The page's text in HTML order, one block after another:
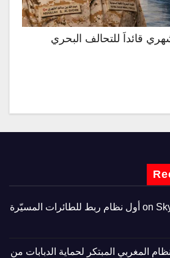
قائداً للتحالف البحري
Skywire أول نظام ربط للطائرات المسيّرة
المغربي المبتكر لحماية الدبابات من